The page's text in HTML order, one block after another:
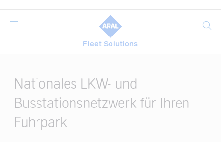
Fleet Solutions
Suche
Nationales LKW- und
Busstationsnetzwerk für Ihren
Fuhrpark